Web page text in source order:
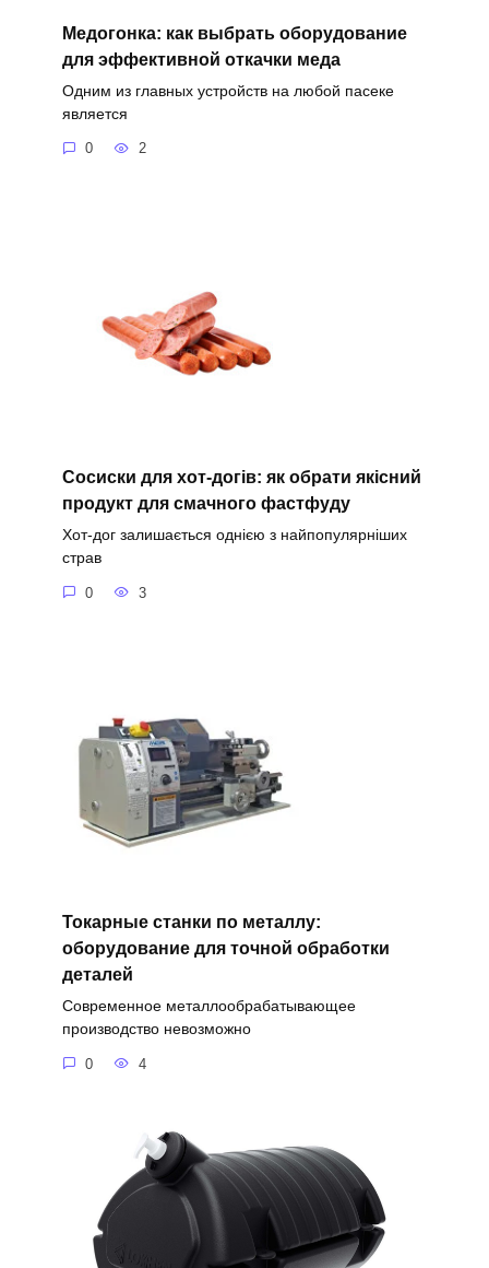
Медогонка: как выбрать оборудование
для эффективной откачки меда
Одним из главных устройств на любой пасеке
является
0 2
Сосиски для хот-догів: як обрати якісний
продукт для смачного фастфуду
Хот-дог залишається однією з найпопулярніших
страв
0 3
Токарные станки по металлу:
оборудование для точной обработки
деталей
Современное металлообрабатывающее
производство невозможно
0 4